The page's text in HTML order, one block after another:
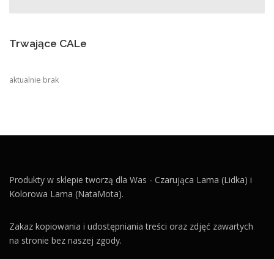
Trwające CALe
aktualnie brak
Produkty w sklepie tworzą dla Was - Czarująca Lama (Lidka) i
Kolorowa Lama (NataMota).
Zakaz kopiowania i udostępniania treści oraz zdjęć zawartych
na stronie bez naszej zgody.